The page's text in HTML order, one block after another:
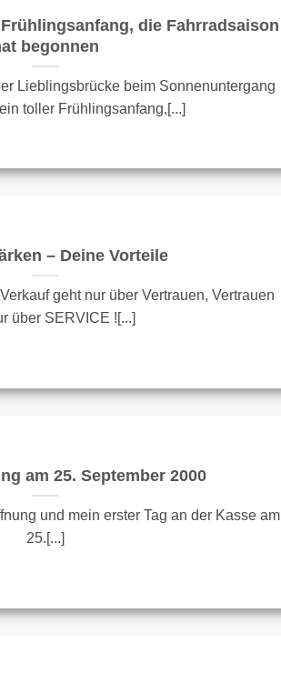
die Fahrradsaison
begonnen
Lieblingsbrücke beim Sonnenuntergang
toller Frühlingsanfang,[...]
– Deine Vorteile
geht nur über Vertrauen, Vertrauen
über SERVICE ![...]
am 25. September 2000
und mein erster Tag an der Kasse am
25.[...]